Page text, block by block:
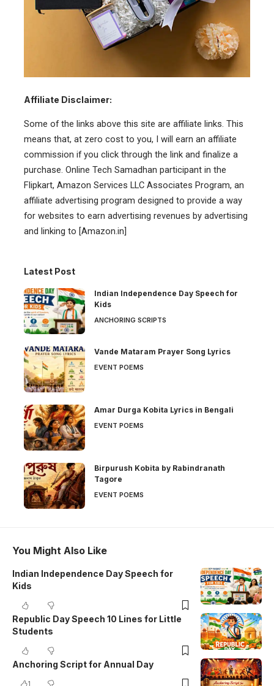
Affiliate Disclaimer:
Some of the links above this site are affiliate links. This
means that, at zero cost to you, I will earn an affiliate
commission if you click through the link and finalize a
purchase. Online Tech Samadhan participant in the
Flipkart, Amazon Services LLC Associates Program, an
affiliate advertising program designed to provide a way
for websites to earn advertising revenues by advertising
and linking to [Amazon.in]
Latest Post
Indian Independence Day Speech for
Kids
ANCHORING SCRIPTS
Vande Mataram Prayer Song Lyrics
EVENT POEMS
Amar Durga Kobita Lyrics in Bengali
EVENT POEMS
Birpurush Kobita by Rabindranath
Tagore
EVENT POEMS
You Might Also Like
Indian Independence Day Speech for
Kids
Republic Day Speech 10 Lines for Little
Students
Anchoring Script for Annual Day
1